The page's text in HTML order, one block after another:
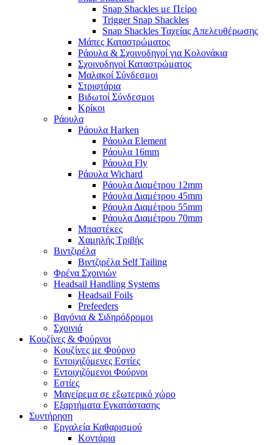
Snap Shackles με Πείρο
Trigger Snap Shackles
Snap Shackles Ταχείας Απελευθέρωσης
Μάπες Καταστρώματος
Ράουλα & Σχοινοδηγοί για Κολονάκια
Σχοινοδηγοί Καταστρώματος
Μαλακοί Σύνδεσμοι
Στριφτάρια
Βιδωτοί Σύνδεσμοι
Κρίκοι
Ράουλα
Ράουλα Harken
Ράουλα Element
Ράουλα 16mm
Ράουλα Fly
Ράουλα Wichard
Ράουλα Διαμέτρου 12mm
Ράουλα Διαμέτρου 45mm
Ράουλα Διαμέτρου 55mm
Ράουλα Διαμέτρου 70mm
Μπαστέκες
Χαμηλής Τριβής
Βιντζιρέλα
Βιντζιρέλα Self Tailing
Φρένα Σχοινιών
Headsail Handling Systems
Headsail Foils
Prefeeders
Βαγόνια & Σιδηρόδρομοι
Σχοινιά
Κουζίνες & Φούρνοι
Κουζίνες με Φούρνο
Εντοιχιζόμενες Εστίες
Εντοιχιζόμενοι Φούρνοι
Εστίες
Μαγείρεμα σε εξωτερικό χώρο
Εξαρτήματα Εγκατάστασης
Συντήρηση
Εργαλεία Καθαρισμού
Κοντάρια